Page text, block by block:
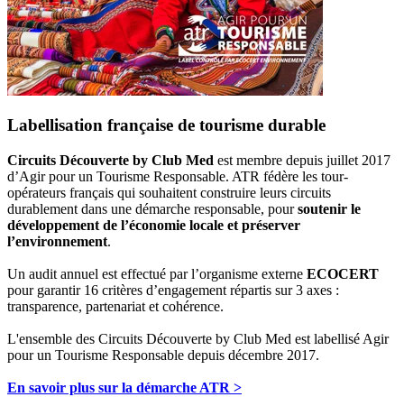
Labellisation française de tourisme durable
Circuits Découverte by Club Med est membre depuis juillet 2017
d’Agir pour un Tourisme Responsable. ATR fédère les tour-
opérateurs français qui souhaitent construire leurs circuits
durablement dans une démarche responsable, poursoutenir le
développement de l’économie locale et préserver
l’environnement.
Un audit annuel est effectué par l’organisme externe ECOCERT
pour garantir 16 critères d’engagement répartis sur 3 axes :
transparence, partenariat et cohérence.
L'ensemble des Circuits Découverte by Club Med est labellisé Agir
pour un Tourisme Responsable depuis décembre 2017.
En savoir plus sur la démarche ATR >